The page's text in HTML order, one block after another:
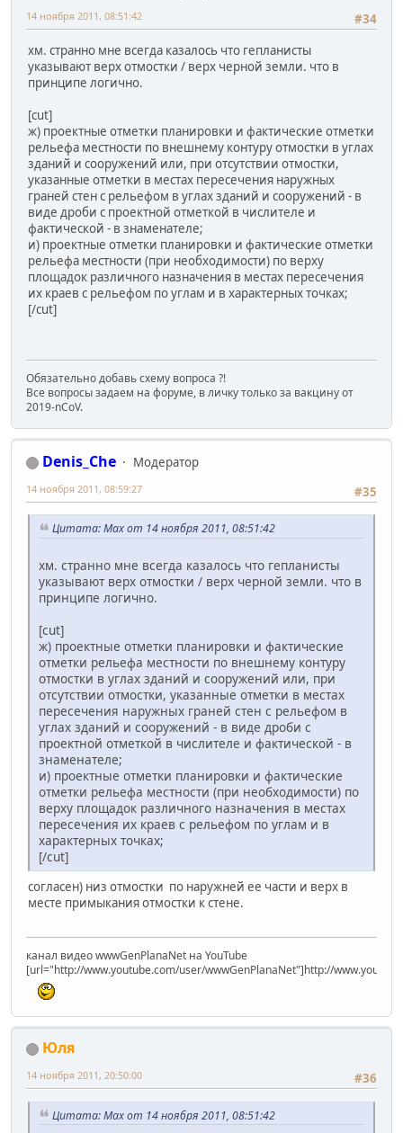
#34
14 ноября 2011, 08:51:42
хм. странно мне всегда казалось что гепланисты
указывают верх отмостки / верх черной земли. что в
принципе логично.
[cut]
ж) проектные отметки планировки и фактические отметки
рельефа местности по внешнему контуру отмостки в углах
зданий и сооружений или, при отсутствии отмостки,
указанные отметки в местах пересечения наружных
граней стен с рельефом в углах зданий и сооружений - в
виде дроби с проектной отметкой в числителе и
фактической - в знаменателе;
и) проектные отметки планировки и фактические отметки
рельефа местности (при необходимости) по верху
площадок различного назначения в местах пересечения
их краев с рельефом по углам и в характерных точках;
[/cut]
Обязательно добавь схему вопроса ?!
Все вопросы задаем на форуме, в личку только за вакцину от
2019-nCoV.
Denis_Che
Модератор
#35
14 ноября 2011, 08:59:27
Цитата: Max от 14 ноября 2011, 08:51:42
хм. странно мне всегда казалось что гепланисты
указывают верх отмостки / верх черной земли. что в
принципе логично.
[cut]
ж) проектные отметки планировки и фактические
отметки рельефа местности по внешнему контуру
отмостки в углах зданий и сооружений или, при
отсутствии отмостки, указанные отметки в местах
пересечения наружных граней стен с рельефом в
углах зданий и сооружений - в виде дроби с
проектной отметкой в числителе и фактической - в
знаменателе;
и) проектные отметки планировки и фактические
отметки рельефа местности (при необходимости) по
верху площадок различного назначения в местах
пересечения их краев с рельефом по углам и в
характерных точках;
[/cut]
согласен) низ отмостки по наружней ее части и верх в
месте примыкания отмостки к стене.
канал видео wwwGenPlanaNet на YouTube
[url="http://www.youtube.com/user/wwwGenPlanaNet"]http://
Юля
#36
14 ноября 2011, 20:50:00
Цитата: Max от 14 ноября 2011, 08:51:42